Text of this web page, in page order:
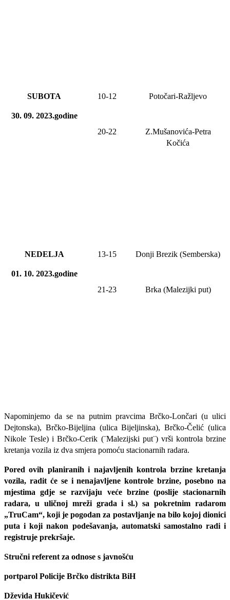
SUBOTA
30. 09. 2023.godine
10-12 Potočari-Ražljevo
20-22
Z.Mušanovića-Petra
Kočića
NEDELJA
01. 10. 2023.godine
13-15 Donji Brezik (Semberska)
21-23 Brka (Malezijki put)
Napominjemo da se na putnim pravcima Brčko-Lončari (u ulici
Dejtonska), Brčko-Bijeljina (ulica Bijeljinska), Brčko-Čelić (ulica
Nikole Tesle) i Brčko-Cerik (¨Malezijski put¨) vrši kontrola brzine
kretanja vozila iz dva smjera pomoću stacionarnih radara.
Pored ovih planiranih i najavljenih kontrola brzine kretanja
vozila, radit će se i nenajavljene kontrole brzine, posebno na
mjestima gdje se razvijaju veće brzine (poslije stacionarnih
radara, u uličnoj mreži grada i sl.) sa pokretnim radarom
„TruCam“, koji je pogodan za postavljanje na bilo kojoj dionici
puta i koji nakon podešavanja, automatski samostalno radi i
registruje prekršaje.
Stručni referent za odnose s javnošću
portparol Policije Brčko distrikta BiH
Dževida Hukičević